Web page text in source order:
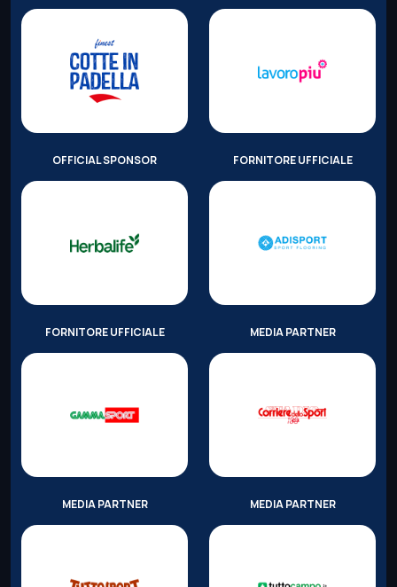
OFFICIAL SPONSOR FORNITORE UFFICIALE
FORNITORE UFFICIALE MEDIA PARTNER
MEDIA PARTNER MEDIA PARTNER